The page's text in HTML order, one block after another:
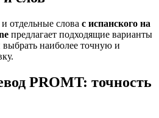
отдельные слова с испанского на
предлагает подходящие варианты
наиболее точную и
PROMT: точность